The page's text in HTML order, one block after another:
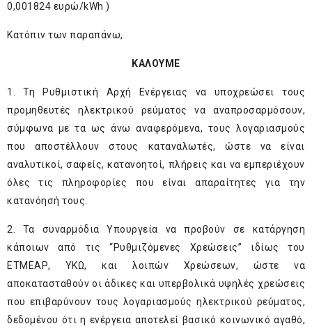
0,001824 ευρώ/kWh )
Κατόπιν των παραπάνω,
ΚΑΛΟΥΜΕ
1. Τη Ρυθμιστική Αρχή Ενέργειας να υποχρεώσει τους
προμηθευτές ηλεκτρικού ρεύματος να αναπροσαρμόσουν,
σύμφωνα με τα ως άνω αναφερόμενα, τους λογαριασμούς
που αποστέλλουν στους καταναλωτές, ώστε να είναι
αναλυτικοί, σαφείς, κατανοητοί, πλήρεις και να εμπεριέχουν
όλες τις πληροφορίες που είναι απαραίτητες για την
κατανόησή τους.
2. Τα συναρμόδια Υπουργεία να προβούν σε κατάργηση
κάποιων από τις “Ρυθμιζόμενες Χρεώσεις” ιδίως του
ΕΤΜΕΑΡ, ΥΚΩ, και λοιπών Χρεώσεων, ώστε να
αποκατασταθούν οι άδικες και υπερβολικά υψηλές χρεώσεις
που επιβαρύνουν τους λογαριασμούς ηλεκτρικού ρεύματος,
δεδομένου ότι η ενέργεια αποτελεί βασικό κοινωνικό αγαθό,